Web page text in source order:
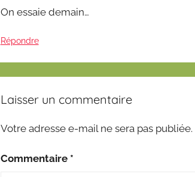
On essaie demain…
Répondre
Laisser un commentaire
Votre adresse e-mail ne sera pas publiée.
Commentaire *